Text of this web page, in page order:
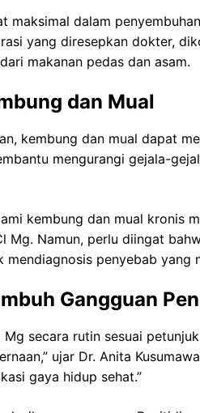
maksimal dalam
yang diresepkan dokter,
makanan pedas dan asam.
dan Mual
kembung dan mual dapat
mengurangi gejala-
kembung dan mual kronis
Mg. Namun, perlu diingat
penyebab yang
Gangguan
Mg secara rutin sesuai
ujar Dr. Anita
gaya hidup sehat.”